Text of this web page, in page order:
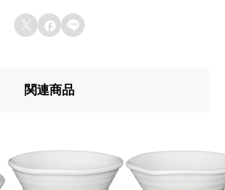
  
関連商品